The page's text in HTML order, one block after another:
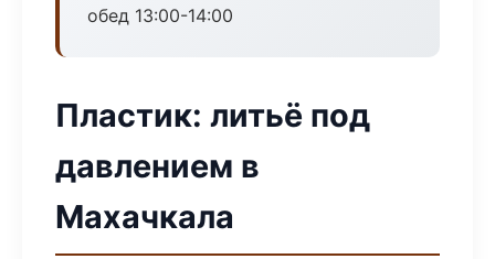
обед 13:00-14:00
Пластик: литьё под
давлением в
Махачкала